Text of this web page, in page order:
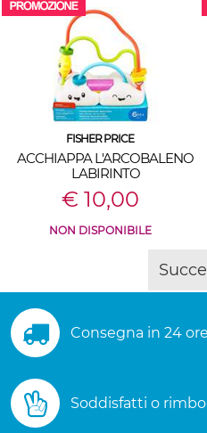
FISHER PRICE
ACCHIAPPA L'ARCOBALENO
LABIRINTO
€ 10,00
NON DISPONIBILE
Consegna in 24 ore
Soddisfatti o